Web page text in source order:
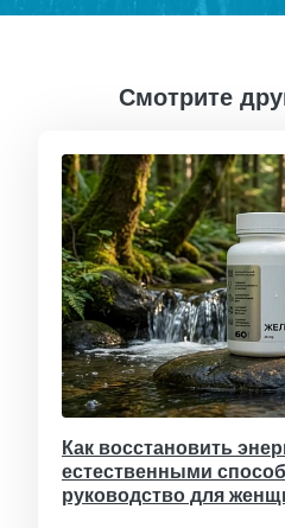
Смотрите
Как восстановить
естественными
руководство для